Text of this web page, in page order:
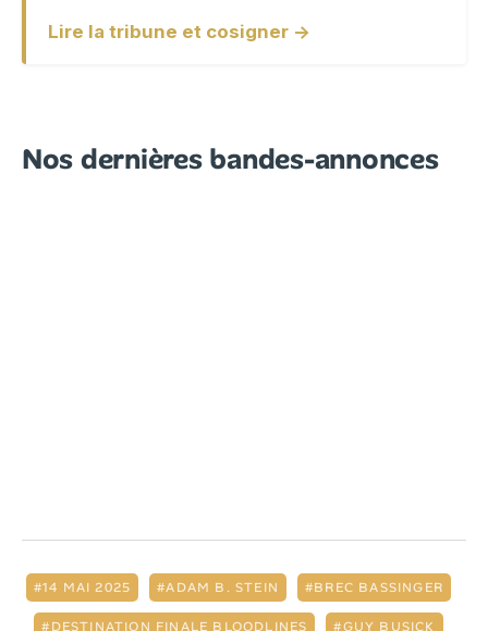
Lire la tribune et cosigner →
Nos dernières bandes-annonces
14 MAI 2025 ADAM B. STEIN BREC BASSINGER
DESTINATION FINALE BLOODLINES GUY BUSICK